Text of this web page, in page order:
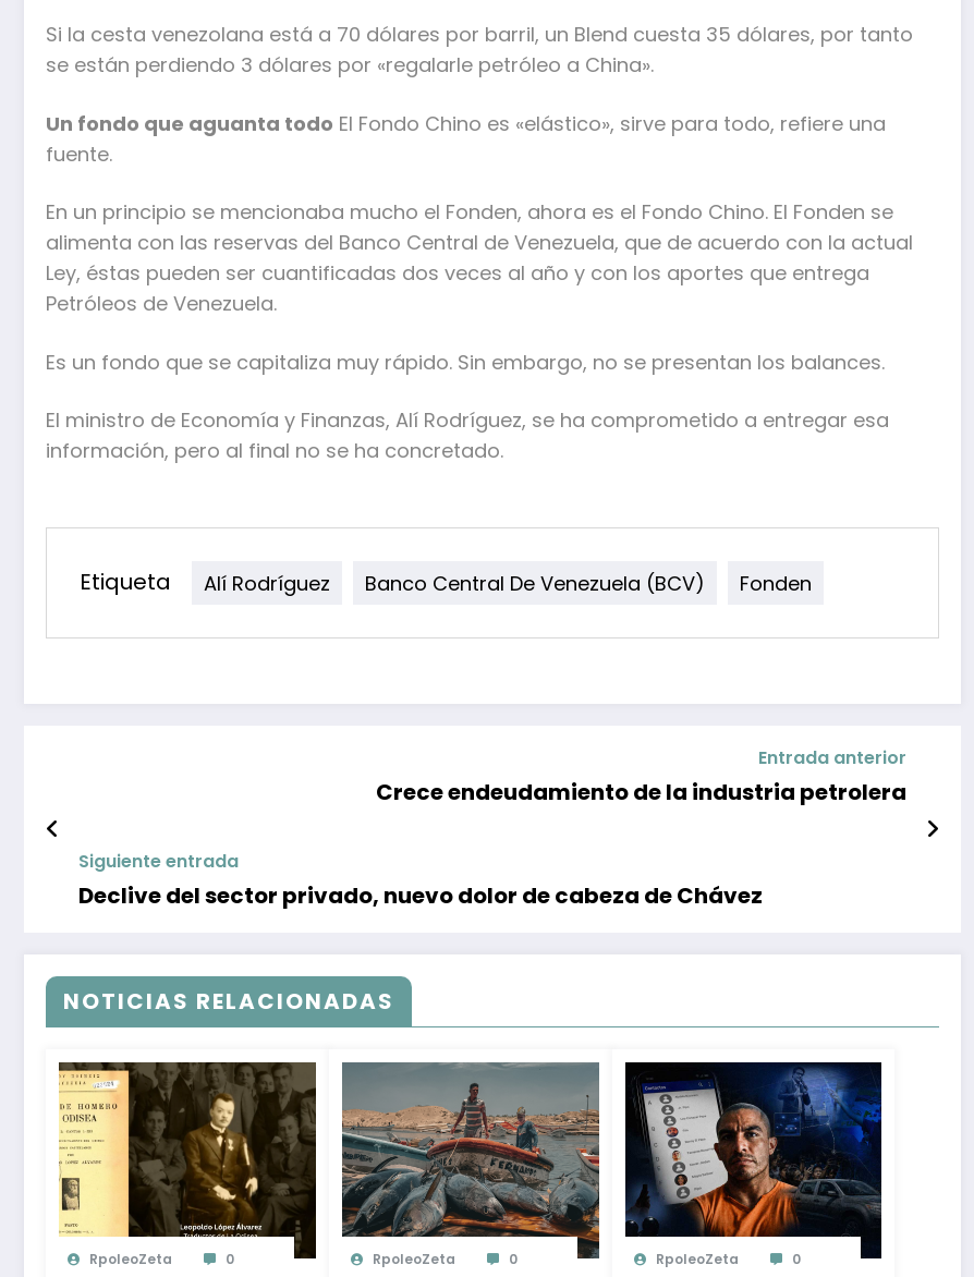
Si la cesta venezolana está a 70 dólares por barril, un Blend cuesta 35 dólares, por tanto
se están perdiendo 3 dólares por «regalarle petróleo a China».
Un fondo que aguanta todo El Fondo Chino es «elástico», sirve para todo, refiere una
fuente.
En un principio se mencionaba mucho el Fonden, ahora es el Fondo Chino. El Fonden se
alimenta con las reservas del Banco Central de Venezuela, que de acuerdo con la actual
Ley, éstas pueden ser cuantificadas dos veces al año y con los aportes que entrega
Petróleos de Venezuela.
Es un fondo que se capitaliza muy rápido. Sin embargo, no se presentan los balances.
El ministro de Economía y Finanzas, Alí Rodríguez, se ha comprometido a entregar esa
información, pero al final no se ha concretado.
Etiqueta Alí Rodríguez Banco Central De Venezuela (BCV) Fonden
Entrada anterior
Crece endeudamiento de la industria petrolera
Siguiente entrada
Declive del sector privado, nuevo dolor de cabeza de Chávez
NOTICIAS RELACIONADAS
RpoleoZeta 0 RpoleoZeta 0 RpoleoZeta 0